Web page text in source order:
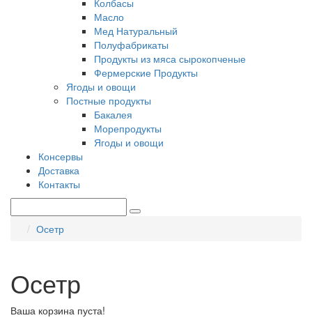
Колбасы
Масло
Мед Натуральный
Полуфабрикаты
Продукты из мяса сырокопченые
Фермерские Продукты
Ягоды и овощи
Постные продукты
Бакалея
Морепродукты
Ягоды и овощи
Консервы
Доставка
Контакты
Осетр
Осетр
Ваша корзина пуста!